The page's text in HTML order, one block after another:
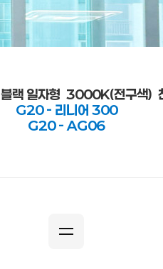
블랙 일자형 3000K(전구색)
G20 - 리니어 300
G20 - AG06